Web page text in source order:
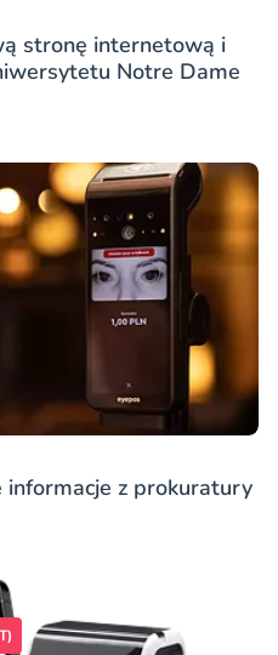
stronę internetową i
Notre Dame
informacje z prokuratury